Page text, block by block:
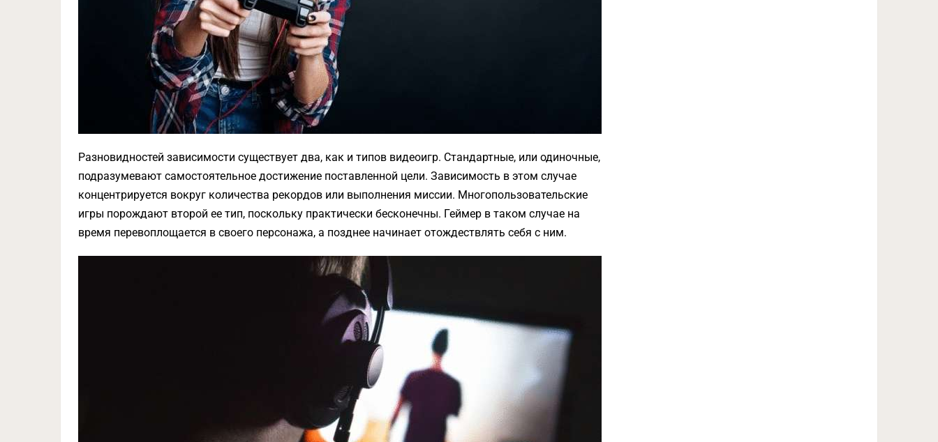
Разновидностей зависимости существует два, как и типов видеоигр. Стандартные, или одиночные,
подразумевают самостоятельное достижение поставленной цели. Зависимость в этом случае
концентрируется вокруг количества рекордов или выполнения миссии. Многопользовательские
игры порождают второй ее тип, поскольку практически бесконечны. Геймер в таком случае на
время перевоплощается в своего персонажа, а позднее начинает отождествлять себя с ним.